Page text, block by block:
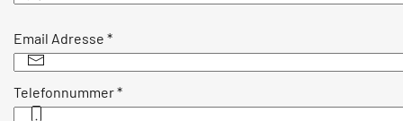
Email Adresse *
Telefonnummer*